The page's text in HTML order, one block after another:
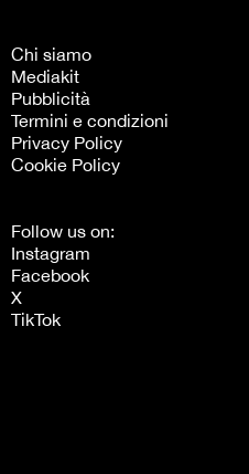
Chi siamo
Mediakit
Pubblicità
Termini e condizioni
Privacy Policy
Cookie Policy
Follow us on:
Instagram
Facebook
X
TikTok